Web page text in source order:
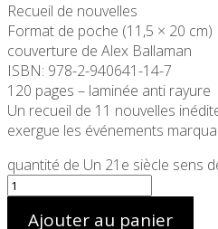
Recueil de nouvelles
Format de poche (11,5 × 20 cm)
couverture de Alex Ballaman
ISBN: 978-2-940641-14-7
120 pages – laminée anti rayure
Un recueil de 11 nouvelles
exergue les événements
quantité de Un 21e siècle sens
Ajouter au panier